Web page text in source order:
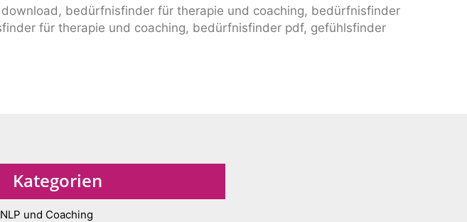
Kategorien
NLP und Coaching